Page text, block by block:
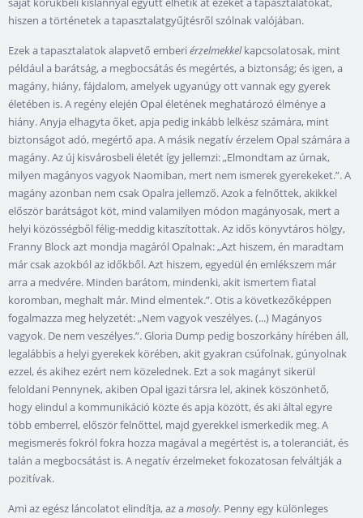
hiszen a történetek a tapasztalatgyűjtésről szólnak valójában.
Ezek a tapasztalatok alapvető emberiérzelmekkelkapcsolatosak, mint
például a barátság, a megbocsátás és megértés, a biztonság; és igen, a
magány, hiány, fájdalom, amelyek ugyanúgy ott vannak egy gyerek
életében is. A regény elején Opal életének meghatározó élménye a
hiány. Anyja elhagyta őket, apja pedig inkább lelkész számára, mint
biztonságot adó, megértő apa. A másik negatív érzelem Opal számára a
magány. Az új kisvárosbeli életét így jellemzi: „Elmondtam az úrnak,
milyen magányos vagyok Naomiban, mert nem ismerek gyerekeket.”. A
magány azonban nem csak Opalra jellemző. Azok a felnőttek, akikkel
először barátságot köt, mind valamilyen módon magányosak, mert a
helyi közösségből félig-meddig kitaszítottak. Az idős könyvtáros hölgy,
Franny Block azt mondja magáról Opalnak: „Azt hiszem, én maradtam
már csak azokból az időkből. Azt hiszem, egyedül én emlékszem már
arra a medvére. Minden barátom, mindenki, akit ismertem fiatal
koromban, meghalt már. Mind elmentek.”. Otis a következőképpen
fogalmazza meg helyzetét: „Nem vagyok veszélyes. (...) Magányos
vagyok. De nem veszélyes.”. Gloria Dump pedig boszorkány hírében áll,
legalábbis a helyi gyerekek körében, akit gyakran csúfolnak, gúnyolnak
ezzel, és akihez ezért nem közelednek. Ezt a sok magányt sikerül
feloldani Pennynek, akiben Opal igazi társra lel, akinek köszönhető,
hogy elindul a kommunikáció közte és apja között, és aki által egyre
több emberrel, először felnőttel, majd gyerekkel ismerkedik meg. A
megismerés fokról fokra hozza magával a megértést is, a toleranciát, és
talán a megbocsátást is. A negatív érzelmeket fokozatosan felváltják a
pozitívak.
Ami az egész láncolatot elindítja, az amosoly. Penny egy különleges